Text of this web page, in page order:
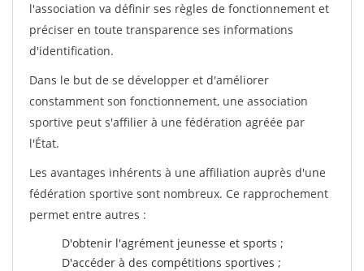
l'association va définir ses règles de fonctionnement et
préciser en toute transparence ses informations
d'identification.
Dans le but de se développer et d'améliorer
constamment son fonctionnement, une association
sportive peut s'affilier à une fédération agréée par
l'État.
Les avantages inhérents à une affiliation auprès d'une
fédération sportive sont nombreux. Ce rapprochement
permet entre autres :
D'obtenir l'agrément jeunesse et sports ;
D'accéder à des compétitions sportives ;